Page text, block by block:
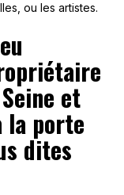
ou les artistes.
et
la porte
dites